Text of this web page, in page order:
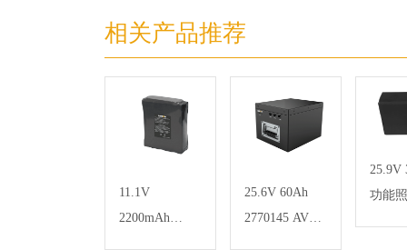
相关产品推荐
11.1V
2200mAh
25.6V 60Ah
2770145 AVG
25.9V
功能